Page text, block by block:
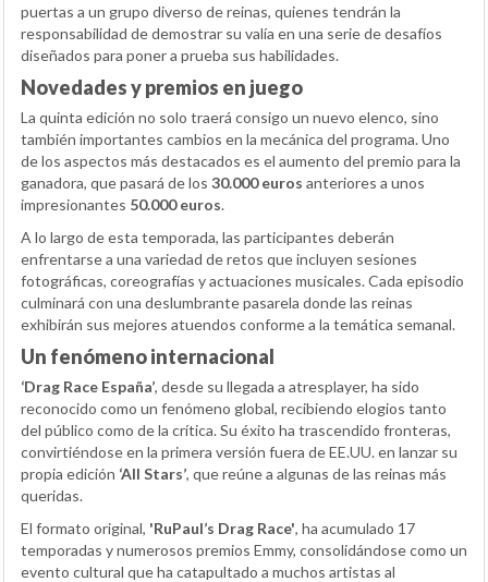
puertas a un grupo diverso de reinas, quienes tendrán la
responsabilidad de demostrar su valía en una serie de desafíos
diseñados para poner a prueba sus habilidades.
Novedades y premios en juego
La quinta edición no solo traerá consigo un nuevo elenco, sino
también importantes cambios en la mecánica del programa. Uno
de los aspectos más destacados es el aumento del premio para la
ganadora, que pasará de los 30.000 euros anteriores a unos
impresionantes 50.000 euros.
A lo largo de esta temporada, las participantes deberán
enfrentarse a una variedad de retos que incluyen sesiones
fotográficas, coreografías y actuaciones musicales. Cada episodio
culminará con una deslumbrante pasarela donde las reinas
exhibirán sus mejores atuendos conforme a la temática semanal.
Un fenómeno internacional
‘Drag Race España’, desde su llegada a atresplayer, ha sido
reconocido como un fenómeno global, recibiendo elogios tanto
del público como de la crítica. Su éxito ha trascendido fronteras,
convirtiéndose en la primera versión fuera de EE.UU. en lanzar su
propia edición ‘All Stars’, que reúne a algunas de las reinas más
queridas.
El formato original, 'RuPaul’s Drag Race', ha acumulado 17
temporadas y numerosos premios Emmy, consolidándose como un
evento cultural que ha catapultado a muchos artistas al